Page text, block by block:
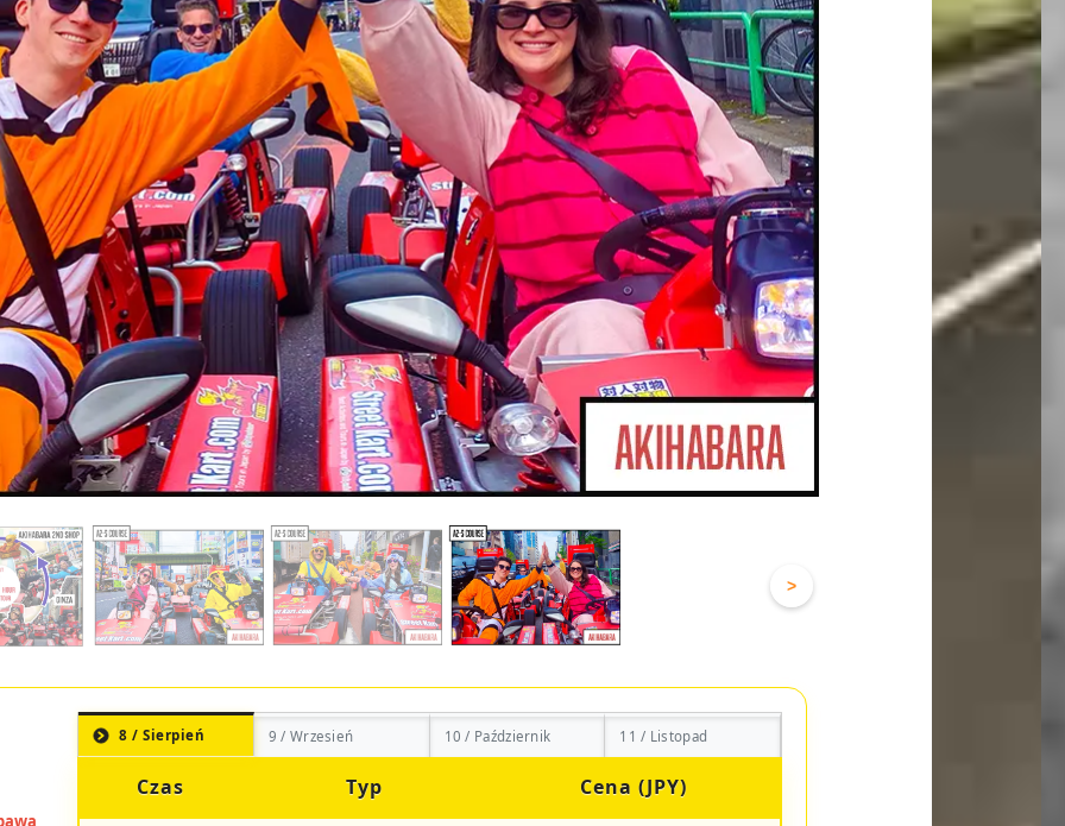
>
8 / Sierpień 9 / Wrzesień 10 / Październik 11 / Listopad
Czas Typ Cena (JPY)